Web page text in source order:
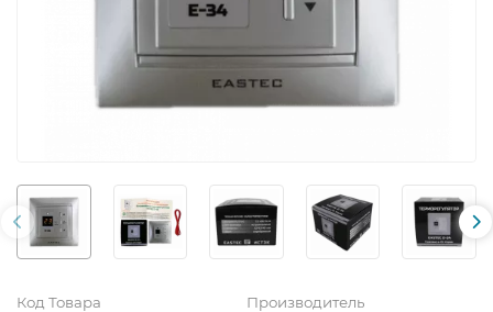
Код Товара Производитель